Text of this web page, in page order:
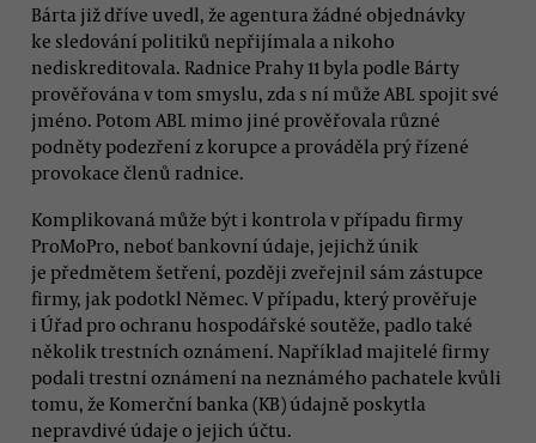
Bárta již dříve uvedl, že agentura žádné objednávky
ke sledování politiků nepřijímala a nikoho
nediskreditovala. Radnice Prahy 11 byla podle Bárty
prověřována v tom smyslu, zda s ní může ABL spojit své
jméno. Potom ABL mimo jiné prověřovala různé
podněty podezření z korupce a prováděla prý řízené
provokace členů radnice.
Komplikovaná může být i kontrola v případu firmy
ProMoPro, neboť bankovní údaje, jejichž únik
je předmětem šetření, později zveřejnil sám zástupce
firmy, jak podotkl Němec. V případu, který prověřuje
i Úřad pro ochranu hospodářské soutěže, padlo také
několik trestních oznámení. Například majitelé firmy
podali trestní oznámení na neznámého pachatele kvůli
tomu, že Komerční banka (KB) údajně poskytla
nepravdivé údaje o jejich účtu.